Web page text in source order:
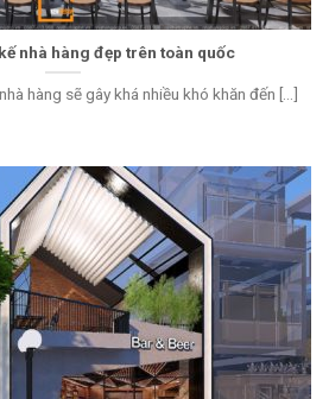
nhà hàng đẹp trên toàn quốc
hàng sẽ gây khá nhiều khó khăn đến [...]